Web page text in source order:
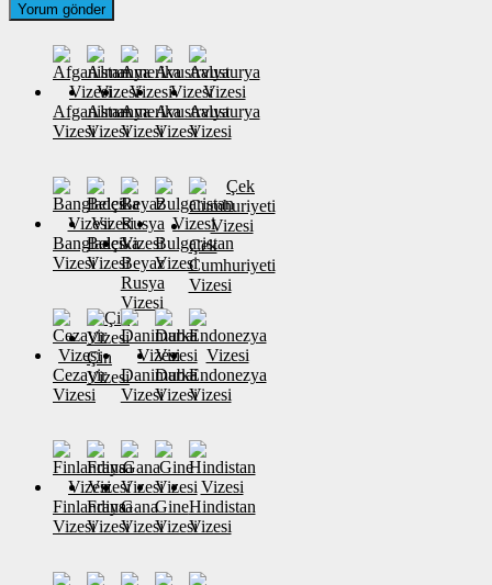
Afganistan
Vizesi
Almanya
Vizesi
Amerika
Vizesi
Avustralya
Vizesi
Avusturya
Vizesi
Banglades
Vizesi
Belçika
VizesiBeyaz
Rusya
Vizesi
Bulgaristan
Vizesi
Çek
Cumhuriyeti
Vizesi
Cezayir
Vizesi
Çin
VizesiDanimarka
Vizesi
Dubai
Vizesi
Endonezya
Vizesi
Finlandiya
Vizesi
Fransa
Vizesi
Gana
Vizesi
Gine
Vizesi
Hindistan
Vizesi